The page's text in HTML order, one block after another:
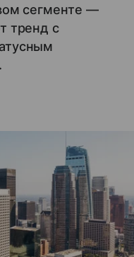
сегменте —
тренд с